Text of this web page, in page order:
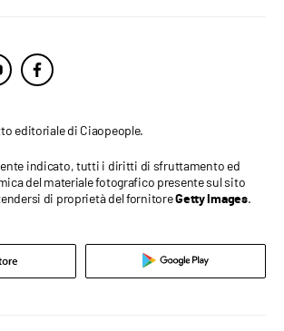
editoriale di Ciaopeople.
indicato, tutti i diritti di sfruttamento ed
del materiale fotografico presente sul sito
di proprietà del fornitoreGetty Images.